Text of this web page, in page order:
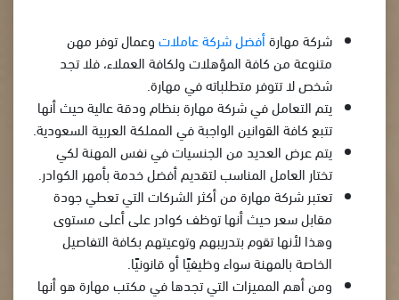
شركة مهارةأفضل شركة عاملاتوعمال توفر مهن
متنوعة من كافة المؤهلات ولكافة العملاء، فلا تجد
شخص لا تتوفر متطلباته في مهارة.
يتم التعامل في شركة مهارة بنظام ودقة عالية حيث أنها
تتبع كافة القوانين الواجبة في المملكة العربية السعودية.
يتم عرض العديد من الجنسيات في نفس المهنة لكي
تختار العامل المناسب لتقديم أفضل خدمة بأمهر الكوادر.
تعتبر شركة مهارة من أكثر الشركات التي تعطي جودة
مقابل سعر حيث أنها توظف كوادر على أعلى مستوى
وهذا لأنها تقوم بتدريبهم وتوعيتهم بكافة التفاصيل
الخاصة بالمهنة سواء وظيفيًا أو قانونيًا.
ومن أهم المميزات التي تجدها في مكتب مهارة هو أنها